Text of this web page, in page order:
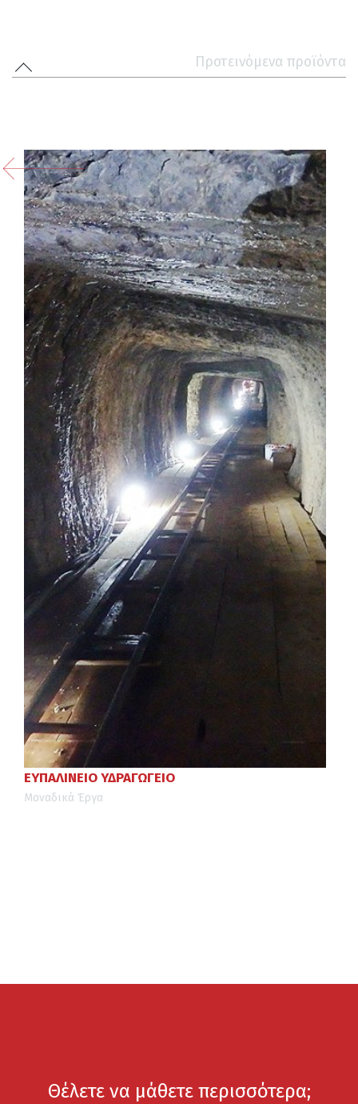
Προτεινόμενα προϊόντα
ΕΥΠΑΛΙΝΕΙΟ ΥΔΡΑΓΩΓΕΙΟ
Μοναδικά Έργα
Θέλετε να μάθετε περισσότερα;